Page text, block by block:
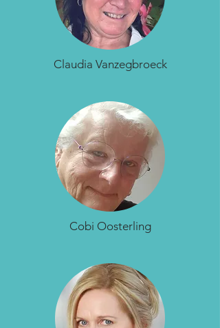
Claudia Vanzegbroeck
Cobi Oosterling